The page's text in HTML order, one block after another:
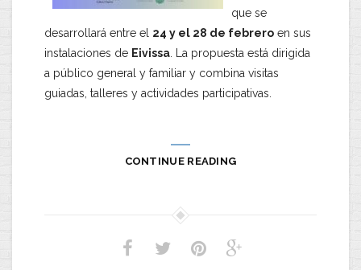
que se
desarrollará entre el 24 y el 28 de febrero en sus
instalaciones de Eivissa . La propuesta está dirigida
a público general y familiar y combina visitas
guiadas, talleres y actividades participativas.
CONTINUE READING